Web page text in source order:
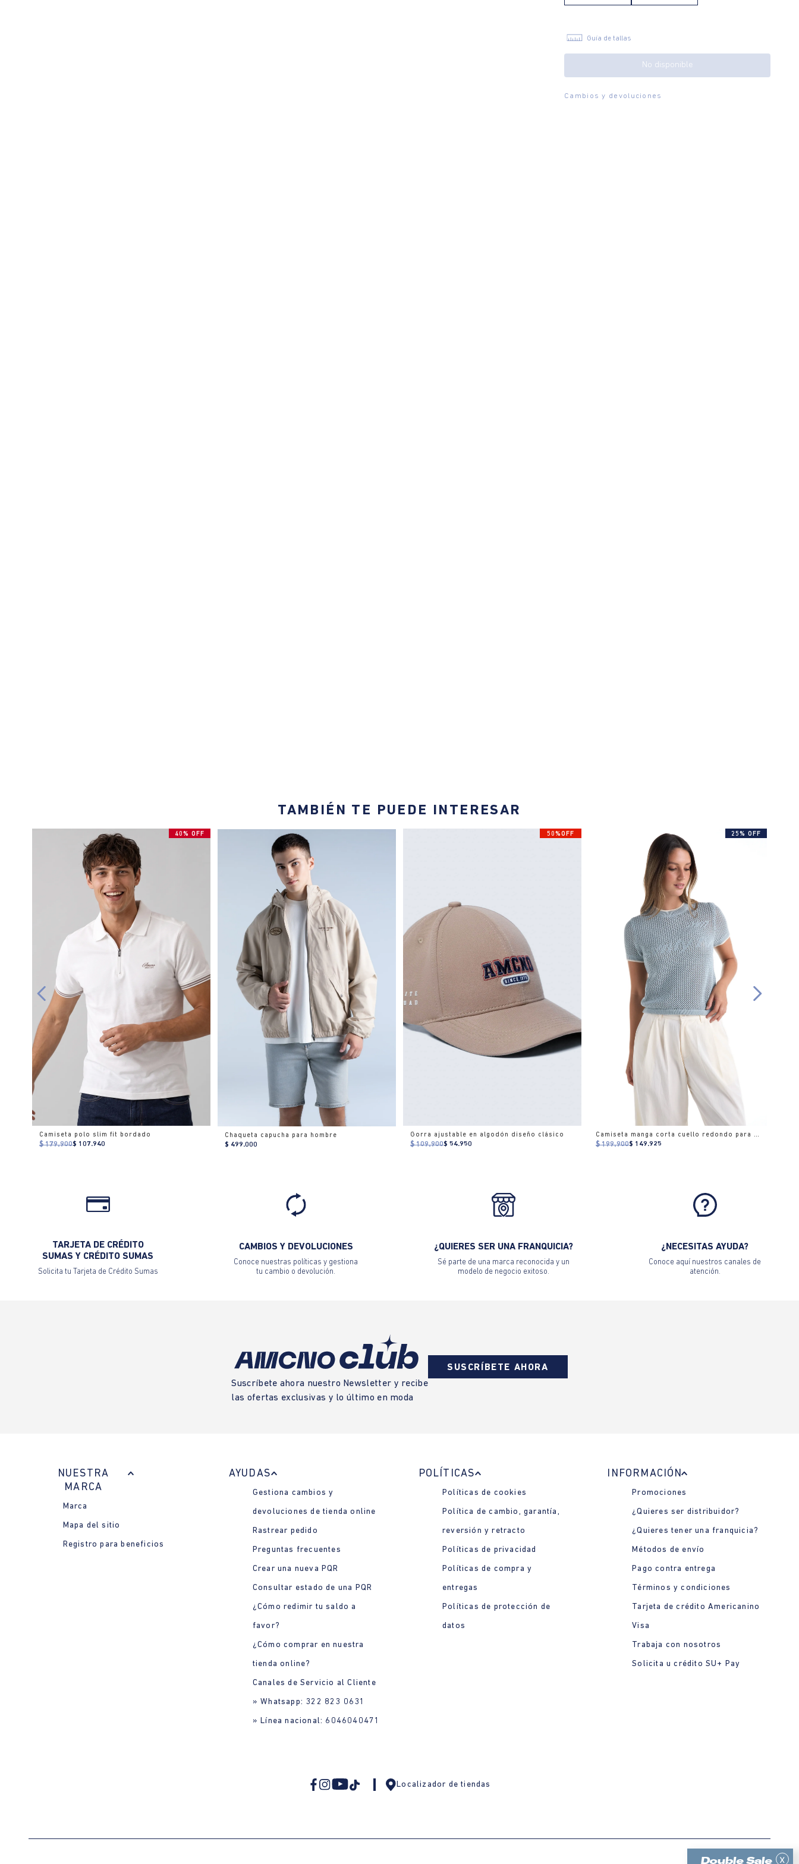
x
Guía de tallas
No disponible
Cambios y devoluciones
TAMBIÉN TE PUEDE INTERESAR
40% OFF
Camiseta polo slim fit bordado
$ 179.900$ 107.940
Chaqueta capucha para hombre
$ 499.000
50%OFF
Gorra ajustable en algodón diseño clásico
$ 109.900$ 54.950
25% OFF
Camiseta manga corta cuello redondo para mujer
$ 199.900$ 149.925
TARJETA DE CRÉDITO
SUMAS Y CRÉDITO SUMAS
Solicita tu Tarjeta de Crédito Sumas
CAMBIOS Y DEVOLUCIONES
Conoce nuestras políticas y gestiona
tu cambio o devolución.
¿QUIERES SER UNA FRANQUICIA?
Sé parte de una marca reconocida y un
modelo de negocio exitoso.
¿NECESITAS AYUDA?
Conoce aquí nuestros canales de
atención.
Suscríbete ahora nuestro Newsletter y recibe
las ofertas exclusivas y lo último en moda
SUSCRÍBETE AHORA
NUESTRA
MARCA
Marca
Mapa del sitio
Registro para beneficios
AYUDAS
Gestiona cambios y
devoluciones de tienda online
Rastrear pedido
Preguntas frecuentes
Crear una nueva PQR
Consultar estado de una PQR
¿Cómo redimir tu saldo a
favor?
¿Cómo comprar en nuestra
tienda online?
Canales de Servicio al Cliente
» Whatsapp: 322 823 0631
» Línea nacional: 6046040471
POLÍTICAS
Políticas de cookies
Política de cambio, garantía,
reversión y retracto
Políticas de privacidad
Políticas de compra y
entregas
Políticas de protección de
datos
INFORMACIÓN
Promociones
¿Quieres ser distribuidor?
¿Quieres tener una franquicia?
Métodos de envío
Pago contra entrega
Términos y condiciones
Tarjeta de crédito Americanino
Visa
Trabaja con nosotros
Solicita u crédito SU+ Pay
Localizador de tiendas